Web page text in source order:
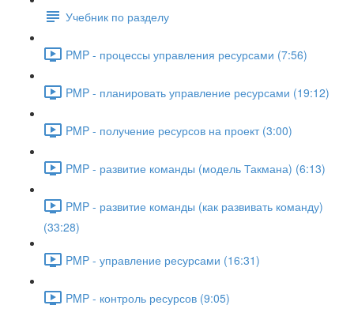
Учебник по разделу
PMP - процессы управления ресурсами (7:56)
PMP - планировать управление ресурсами (19:12)
PMP - получение ресурсов на проект (3:00)
PMP - развитие команды (модель Такмана) (6:13)
PMP - развитие команды (как развивать команду)
(33:28)
PMP - управление ресурсами (16:31)
PMP - контроль ресурсов (9:05)